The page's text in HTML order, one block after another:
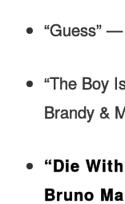
“Guess”
“The Boy
Brandy &
“Die
Bruno